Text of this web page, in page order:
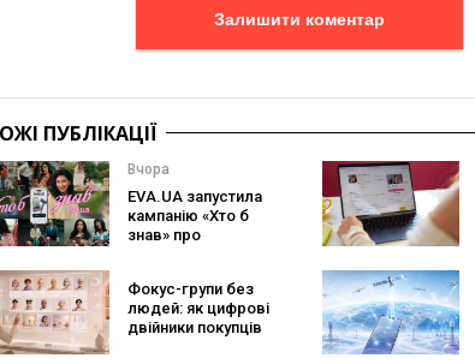
Залишити коментар
ПУБЛІКАЦІЇ
Вчора
EVA.UA запустила
кампанію «Хто б
знав» про
очікують побачити
на платформі
Фокус-групи без
людей: як цифрові
двійники покупців